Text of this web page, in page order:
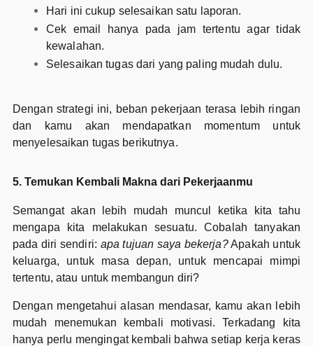
Hari ini cukup selesaikan satu laporan.
Cek email hanya pada jam tertentu agar tidak
kewalahan.
Selesaikan tugas dari yang paling mudah dulu.
Dengan strategi ini, beban pekerjaan terasa lebih ringan
dan kamu akan mendapatkan momentum untuk
menyelesaikan tugas berikutnya.
5. Temukan Kembali Makna dari Pekerjaanmu
Semangat akan lebih mudah muncul ketika kita tahu
mengapa kita melakukan sesuatu. Cobalah tanyakan
pada diri sendiri: apa tujuan saya bekerja?Apakah untuk
keluarga, untuk masa depan, untuk mencapai mimpi
tertentu, atau untuk membangun diri?
Dengan mengetahui alasan mendasar, kamu akan lebih
mudah menemukan kembali motivasi. Terkadang kita
hanya perlu mengingat kembali bahwa setiap kerja keras